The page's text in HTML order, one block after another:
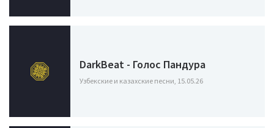
DarkBeat - Голос Пандура
Узбекские и казахские песни, 15.05.26